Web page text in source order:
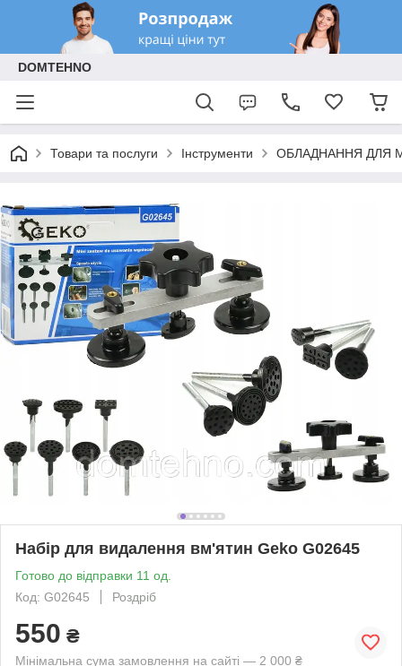
DOMTEHNO
Товари та послуги Інструменти ОБЛАДНАННЯ ДЛЯ
Набір для видалення вм'ятин Geko G02645
Готово до відправки 11 од.
Код: G02645
Роздріб
550 ₴
Мінімальна сума замовлення на сайті — 2 000 ₴